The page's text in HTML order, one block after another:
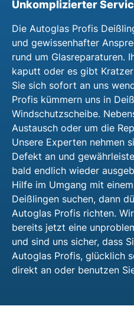
Unkomplizierter
Die Autoglas Profis
und gewissenhafter
rund um Glasreparaturen.
kaputt oder es gibt
Sie sich sofort an uns
Profis kümmern uns in
Windschutzscheibe.
Austausch oder um die
Unsere Experten nehmen
Defekt an und
bald endlich wieder
Hilfe im Umgang mit
Deißlingen suchen, dann
Autoglas Profis richten.
bereits jetzt eine
und sind uns sicher, dass
Autoglas Profis, glücklich
direkt an oder benutzen